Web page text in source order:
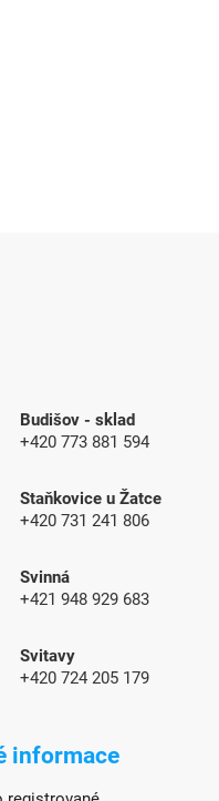
Budišov - sklad
+420 773 881 594
Staňkovice u Žatce
+420 731 241 806
Svinná
+421 948 929 683
Svitavy
+420 724 205 179
informace